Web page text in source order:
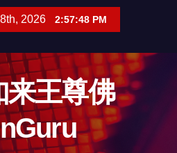
2026 2:57:50 PM
来王尊佛